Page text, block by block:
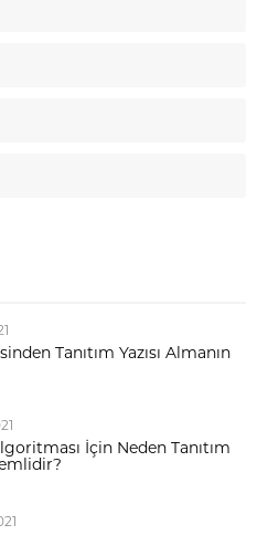
Tanıtım Yazısı Almanın
İçin Neden Tanıtım